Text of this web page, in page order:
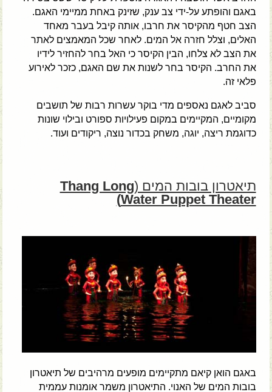
באגם והופתע על-ידי צב ענק, שזינק באחת ממיימי האגם.
הצב חטף מהקיסר את חרבו, אותה קיבל בעבר מאחד
האלים, וצלל חזרה אל המים. לאחר שכל המאמצים לאתר
את הצב לא צלחו, הבין הקיסר כי האל בחר להחזיר לידיו
את החרב. הקיסר בחר לשנות את שם האגם, כזכר לאירוע
פלאי זה.
סביב לאגם נאספים מדי בוקר עשרות רבות של תושבים
מקומיים, המקיימים במקום פעילויות ספורט ובילוי שונות
כדוגמת ריצה, יוגה, משחק בכדור נוצה, ריקודים ועוד.
תיאטרון בובות המים (Thang Long
Water Puppet Theater)
באגם הואן קיאם מתקיימים מופעים מרהיבים של תיאטרון
בובות המים של האנוי. התיאטרון משמר אומנות עממית